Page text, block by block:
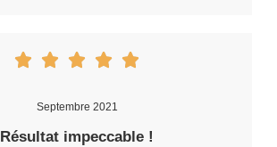
Septembre 2021
Résultat impeccable !